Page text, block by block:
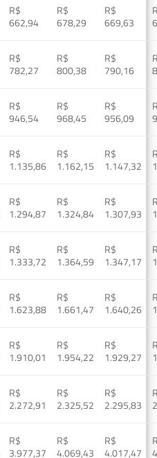
R$
662,94
R$
678,29
R$
669,63
R$
782,27
R$
800,38
R$
790,16
R$
946,54
R$
968,45
R$
956,09
R$
1.135,86
R$
1.162,15
R$
1.147,32
R$
1.294,87
R$
1.324,84
R$
1.307,93
R$
1.333,72
R$
1.364,59
R$
1.347,17
R$
1.623,88
R$
1.661,47
R$
1.640,26
R$
1.910,01
R$
1.954,22
R$
1.929,27
R$
2.272,91
R$
2.325,52
R$
2.295,83
R$
3.977,37
R$
4.069,43
R$
4.017,47